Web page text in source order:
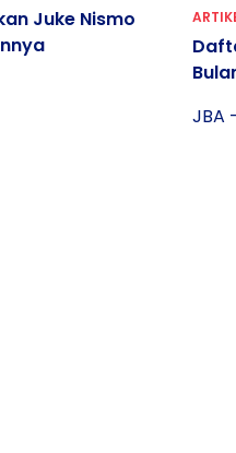
Juke Nismo
JBA